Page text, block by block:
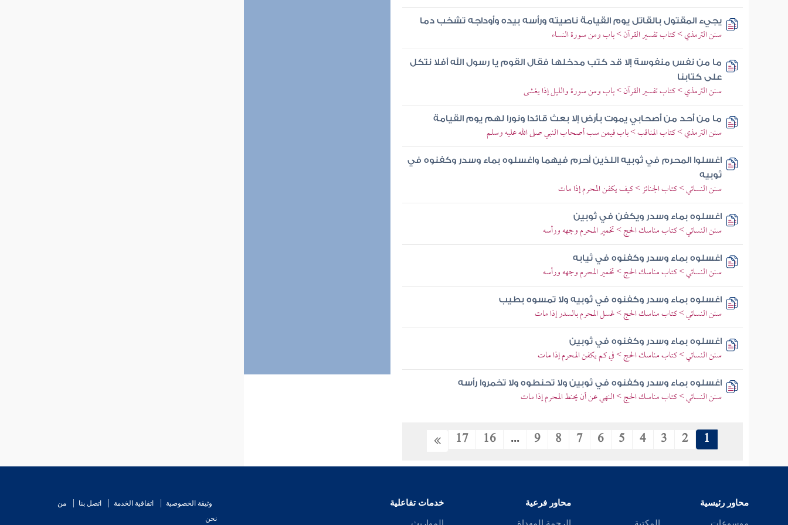
يجيء المقتول بالقاتل يوم القيامة ناصيته ورأسه بيده وأوداجه تشخب دما
سنن الترمذي > كتاب تفسير القرآن > باب ومن سورة النساء
ما من نفس منفوسة إلا قد كتب مدخلها فقال القوم يا رسول الله أفلا نتكل
على كتابنا
سنن الترمذي > كتاب تفسير القرآن > باب ومن سورة والليل إذا يغشى
ما من أحد من أصحابي يموت بأرض إلا بعث قائدا ونورا لهم يوم القيامة
سنن الترمذي > كتاب المناقب > باب فيمن سب أصحاب النبي صلى الله عليه وسلم
اغسلوا المحرم في ثوبيه اللذين أحرم فيهما واغسلوه بماء وسدر وكفنوه في
ثوبيه
سنن النسائي > كتاب الجنائز > كيف يكفن المحرم إذا مات
اغسلوه بماء وسدر ويكفن في ثوبين
سنن النسائي > كتاب مناسك الحج > تخمير المحرم وجهه ورأسه
اغسلوه بماء وسدر وكفنوه في ثيابه
سنن النسائي > كتاب مناسك الحج > تخمير المحرم وجهه ورأسه
اغسلوه بماء وسدر وكفنوه في ثوبيه ولا تمسوه بطيب
سنن النسائي > كتاب مناسك الحج > غسل المحرم بالسدر إذا مات
اغسلوه بماء وسدر وكفنوه في ثوبين
سنن النسائي > كتاب مناسك الحج > في كم يكفن المحرم إذا مات
اغسلوه بماء وسدر وكفنوه في ثوبين ولا تحنطوه ولا تخمروا رأسه
سنن النسائي > كتاب مناسك الحج > النهي عن أن يحنط المحرم إذا مات
1
2
3
4
5
6
7
8
9
...
16
17
محاور رئيسية محاور فرعية خدمات تفاعلية وثيقة الخصوصية اتفاقية الخدمة اتصل بنا
من
نحن